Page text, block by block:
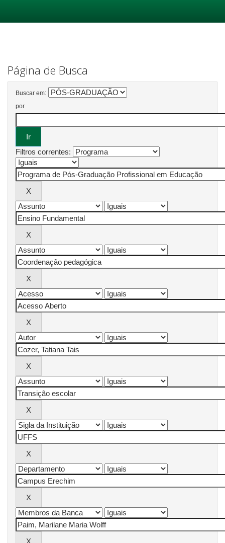
Página de Busca
Buscar em:
por
Filtros correntes: